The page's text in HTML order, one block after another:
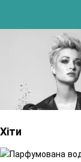
Хіти